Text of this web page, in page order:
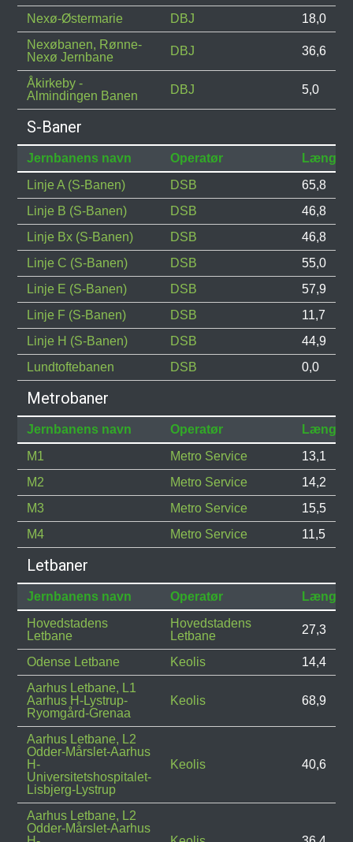
Nexø-Østermarie
DBJ
18,0
Nexøbanen, Rønne-
Nexø Jernbane
DBJ 36,6
Åkirkeby -
Almindingen Banen
DBJ 5,0
S-Baner
Jernbanens navn Operatør
Længde
Linje A (S-Banen)
DSB
65,8
Linje B (S-Banen)
DSB
46,8
Linje Bx (S-Banen)
DSB
46,8
Linje C (S-Banen)
DSB
55,0
Linje E (S-Banen)
DSB
57,9
Linje F (S-Banen)
DSB
11,7
Linje H (S-Banen)
DSB
44,9
Lundtoftebanen
DSB 0,0
Metrobaner
Jernbanens navn Operatør
Længde
M1
Metro Service
13,1
M2
Metro Service
14,2
M3
Metro Service
15,5
M4
Metro Service 11,5
Letbaner
Jernbanens navn Operatør
Længde
Hovedstadens
Letbane
Hovedstadens
Letbane
27,3
Odense Letbane Keolis
14,4
Aarhus Letbane, L1
Aarhus H-Lystrup-
Ryomgård-Grenaa
Keolis 68,9
Aarhus Letbane, L2
Odder-Mårslet-Aarhus
H-
Universitetshospitalet-
Lisbjerg-Lystrup
Keolis 40,6
Aarhus Letbane, L2
Odder-Mårslet-Aarhus